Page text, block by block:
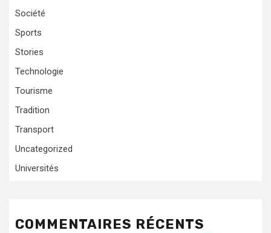
Société
Sports
Stories
Technologie
Tourisme
Tradition
Transport
Uncategorized
Universités
COMMENTAIRES RÉCENTS